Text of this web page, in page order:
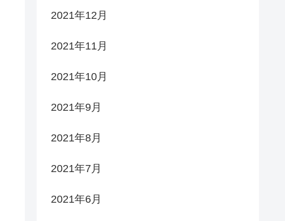
2021年12月
2021年11月
2021年10月
2021年9月
2021年8月
2021年7月
2021年6月